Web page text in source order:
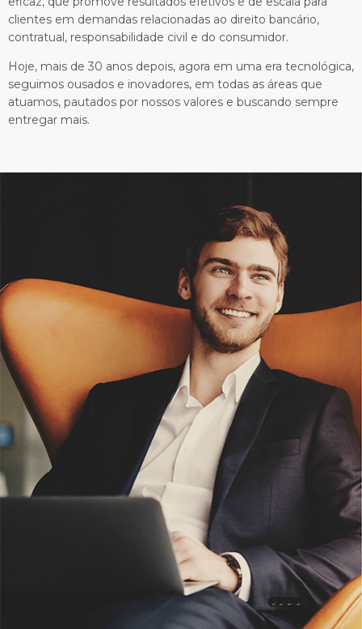
clientes em demandas relacionadas ao direito bancário,
contratual, responsabilidade civil e do consumidor.
Hoje, mais de 30 anos depois, agora em uma era tecnológica,
seguimos ousados e inovadores, em todas as áreas que
atuamos, pautados por nossos valores e buscando sempre
entregar mais.